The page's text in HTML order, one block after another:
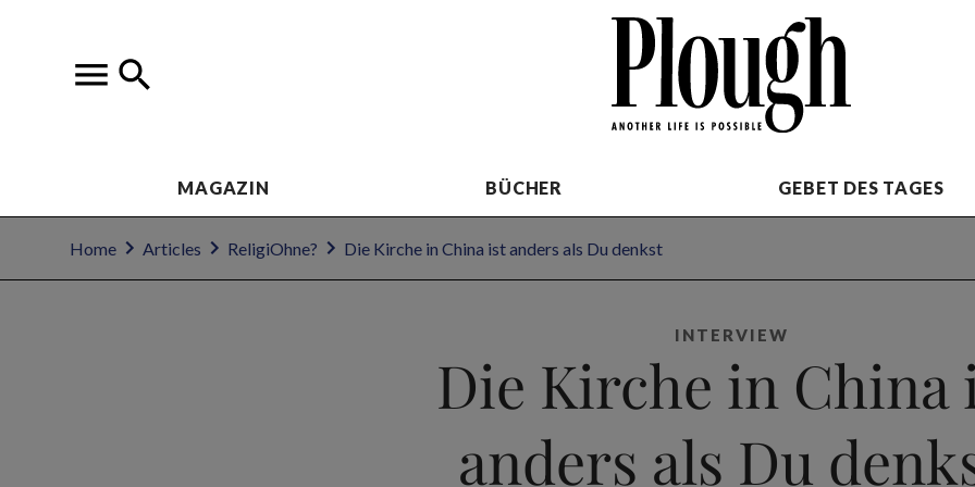
MAGAZIN BÜCHER GEBET DES TAGES
Home Articles ReligiOhne? Die Kirche in China ist anders als Du denkst
INTERVIEW
Die Kirche in China
anders als Du